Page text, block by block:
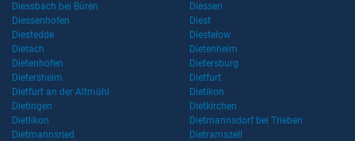
Diessbach bei Büren
Diessen
Diessenhofen
Diest
Diestedde
Diestelow
Dietach
Dietenheim
Dietenhofen
Dietersburg
Dietersheim
Dietfurt
Dietfurt an der Altmühl
Dietikon
Dietingen
Dietkirchen
Dietlikon
Dietmannsdorf bei Trieben
Dietmannsried
Dietramszell